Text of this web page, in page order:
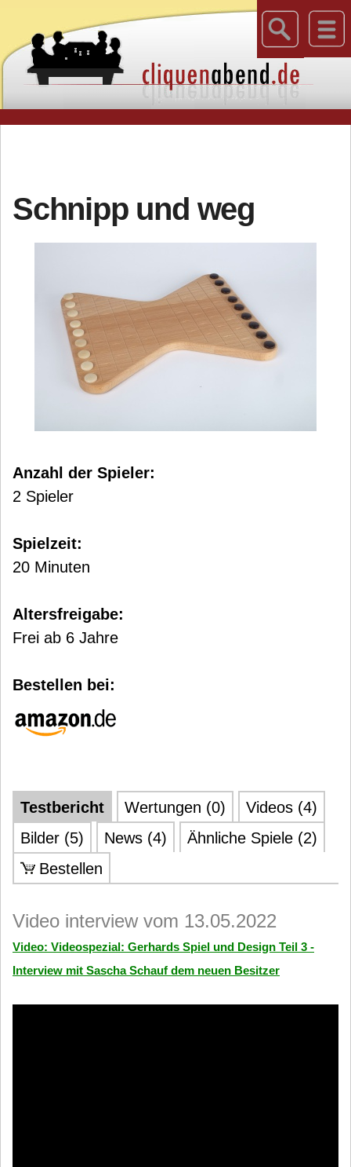
Schnipp und weg
Anzahl der Spieler:
2 Spieler
Spielzeit:
20 Minuten
Altersfreigabe:
Frei ab 6 Jahre
Bestellen bei:
Testbericht Wertungen (0)
Videos (4)
Bilder (5)
News (4)
Ähnliche Spiele (2)
Bestellen
Video interview vom 13.05.2022
Video: Videospezial: Gerhards Spiel und Design Teil 3 -
Interview mit Sascha Schauf dem neuen Besitzer